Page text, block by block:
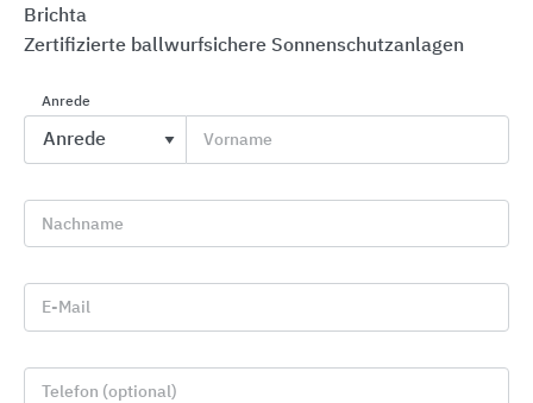
Befestigungsvariante 2
(Anpassung der Befestigung an die Bausituation
flexibel möglich) kann das Element ohne
Beachtung auf Höchstabstände zur Scheibe sehr
Brichta
Zertifizierte ballwurfsichere Sonnenschutzanlagen
Anrede
Vorname
Nachname
E-Mail
Telefon (optional)